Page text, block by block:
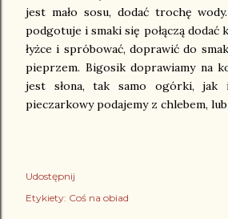
jest mało sosu, dodać trochę
podgotuje i smaki się połączą dodać
łyżce i spróbować, doprawić do
pieprzem. Bigosik doprawiamy na
jest słona, tak samo ogórki, jak
pieczarkowy podajemy z chlebem,
Udostępnij
Etykiety: Coś na obiad